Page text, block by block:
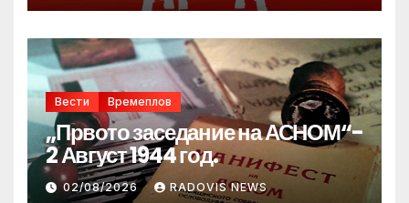
Вести Времеплов
„Првото заседание на АСНОМ“-
2 Август 1944 год.
02/08/2026 RADOVIS NEWS